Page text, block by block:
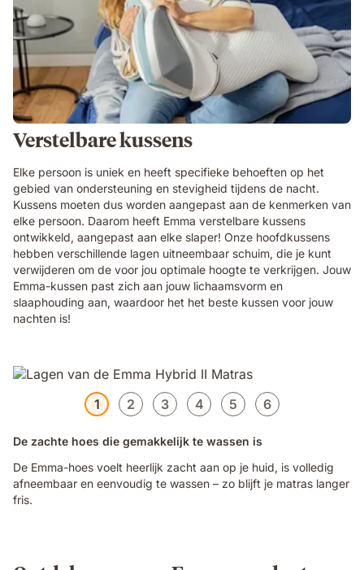
Verstelbare kussens
Elke persoon is uniek en heeft specifieke behoeften op het
gebied van ondersteuning en stevigheid tijdens de nacht.
Kussens moeten dus worden aangepast aan de kenmerken van
elke persoon. Daarom heeft Emma verstelbare kussens
ontwikkeld, aangepast aan elke slaper! Onze hoofdkussens
hebben verschillende lagen uitneembaar schuim, die je kunt
verwijderen om de voor jou optimale hoogte te verkrijgen. Jouw
Emma-kussen past zich aan jouw lichaamsvorm en
slaaphouding aan, waardoor het het beste kussen voor jouw
nachten is!
1 2 3 4 5 6
De zachte hoes die gemakkelijk te wassen is
De Emma-hoes voelt heerlijk zacht aan op je huid, is volledig
afneembaar en eenvoudig te wassen – zo blijft je matras langer
fris.